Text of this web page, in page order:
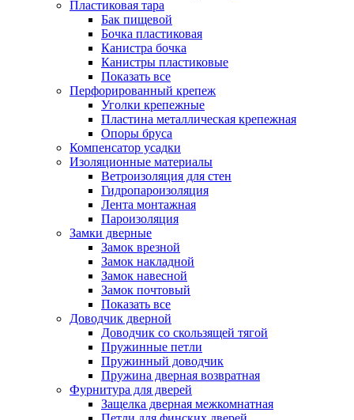
Пластиковая тара
Бак пищевой
Бочка пластиковая
Канистра бочка
Канистры пластиковые
Показать все
Перфорированный крепеж
Уголки крепежные
Пластина металлическая крепежная
Опоры бруса
Компенсатор усадки
Изоляционные материалы
Ветроизоляция для стен
Гидропароизоляция
Лента монтажная
Пароизоляция
Замки дверные
Замок врезной
Замок накладной
Замок навесной
Замок почтовый
Показать все
Доводчик дверной
Доводчик со скользящей тягой
Пружинные петли
Пружинный доводчик
Пружина дверная возвратная
Фурнитура для дверей
Защелка дверная межкомнатная